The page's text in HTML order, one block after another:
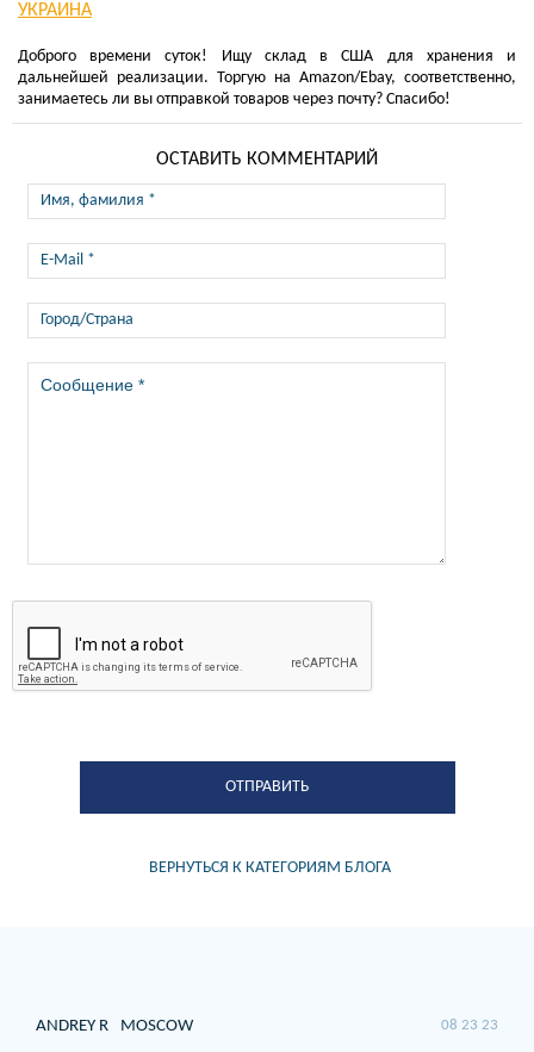
УКРАИНА
Доброго времени суток! Ищу склад в США для хранения и
дальнейшей реализации. Торгую на Amazon/Ebay, соответственно,
занимаетесь ли вы отправкой товаров через почту? Спасибо!
ОСТАВИТЬ КОММЕНТАРИЙ
ВЕРНУТЬСЯ К КАТЕГОРИЯМ БЛОГА
ANDREY R MOSCOW 08 23 23